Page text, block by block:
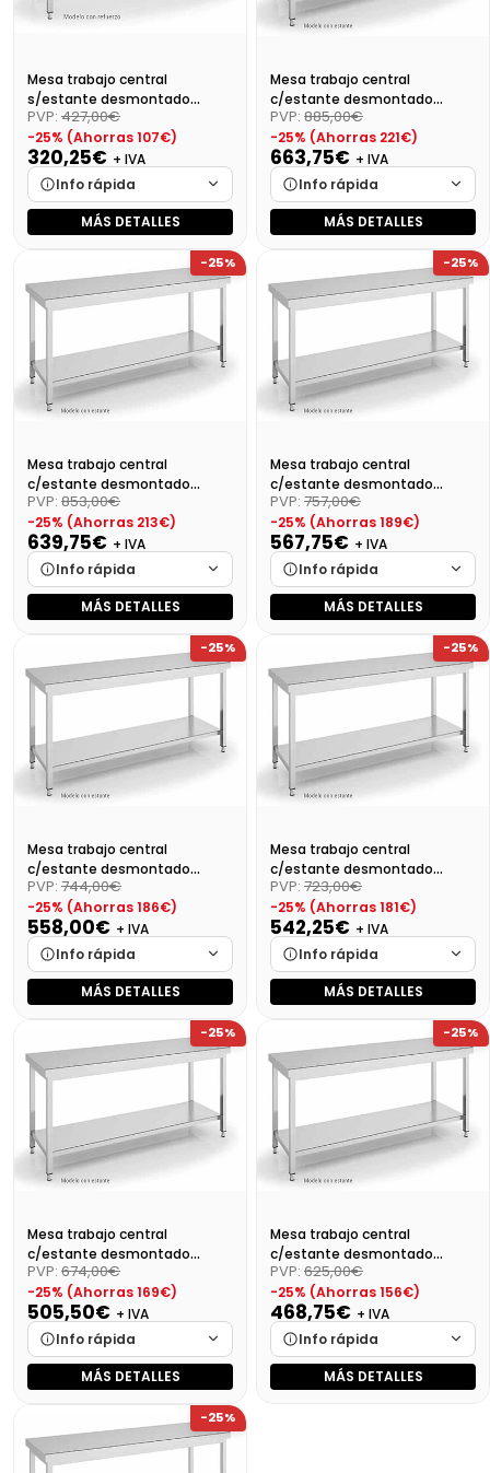
Mesa trabajo central
s/estante desmontado
Dim:600X700X850 Mm
PVP: 427,00€
-25% (Ahorras 107€)
320,25€ + IVA
Info rápida
Marca
Cargando…
Cargando…
Disponibilidad
Cargando…
387,50 €
MÁS DETALLES
Mesa trabajo central
c/estante desmontado
Dim:2400X700X850 Mm
PVP: 885,00€
-25% (Ahorras 221€)
663,75€ + IVA
Info rápida
Marca
Cargando…
Cargando…
Disponibilidad
Cargando…
803,14 €
MÁS DETALLES
-25%
Mesa trabajo central
c/estante desmontado
Dim:2200X700X850
PVP: 853,00€
-25% (Ahorras 213€)
639,75€ + IVA
Info rápida
Marca
Cargando…
Cargando…
Disponibilidad
Cargando…
774,10 €
MÁS DETALLES
-25%
Mesa trabajo central
c/estante desmontado
Dim:2000X700X850
PVP: 757,00€
-25% (Ahorras 189€)
567,75€ + IVA
Info rápida
Marca
Cargando…
Cargando…
Disponibilidad
Cargando…
686,98 €
MÁS DETALLES
-25%
Mesa trabajo central
c/estante desmontado
Dim:1900X700X850 Mm
PVP: 744,00€
-25% (Ahorras 186€)
558,00€ + IVA
Info rápida
Marca
Cargando…
Cargando…
Disponibilidad
Cargando…
675,18 €
MÁS DETALLES
-25%
Mesa trabajo central
c/estante desmontado
Dim:1800X700X850
PVP: 723,00€
-25% (Ahorras 181€)
542,25€ + IVA
Info rápida
Marca
Cargando…
Cargando…
Disponibilidad
Cargando…
656,12 €
MÁS DETALLES
-25%
Mesa trabajo central
c/estante desmontado
Dim:1700X700X850 Mm
PVP: 674,00€
-25% (Ahorras 169€)
505,50€ + IVA
Info rápida
Marca
Cargando…
Cargando…
Disponibilidad
Cargando…
MÁS DETALLES
-25%
Mesa trabajo central
c/estante desmontado
Dim:1600X700X850
PVP: 625,00€
-25% (Ahorras 156€)
468,75€ + IVA
Info rápida
Marca
Cargando…
MÁS DETALLES
-25%